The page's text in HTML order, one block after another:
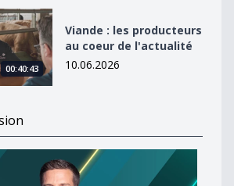
au coeur de l&#039;actualité
00:40:43
Viande : les producteurs
au coeur de l'actualité
10.06.2026